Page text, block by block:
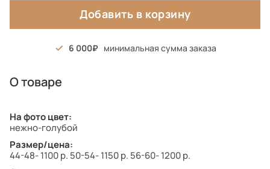
Добавить в корзину
6 000 минимальная сумма заказа
О товаре
На фото цвет:
нежно-голубой
Размер/цена:
44-48- 1100 р. 50-54- 1150 р. 56-60- 1200 р.